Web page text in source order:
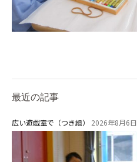
最近の記事
広い遊戯室で（つき組） 2026年8月6日
お知らせ
園児募集要項
教職員募集
園のこと